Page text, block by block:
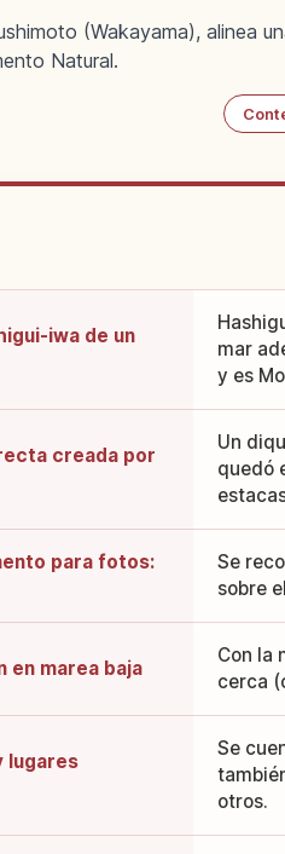
(Wakayama), alinea
Natural.
iwa de un
mar
y es
creada por
Un
quedó
para fotos:
Se
sobre
en marea baja
Con la
cerca
lugares
Se
otros.